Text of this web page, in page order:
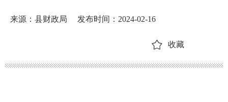
来源：县财政局 发布时间：2024-02-16
收藏